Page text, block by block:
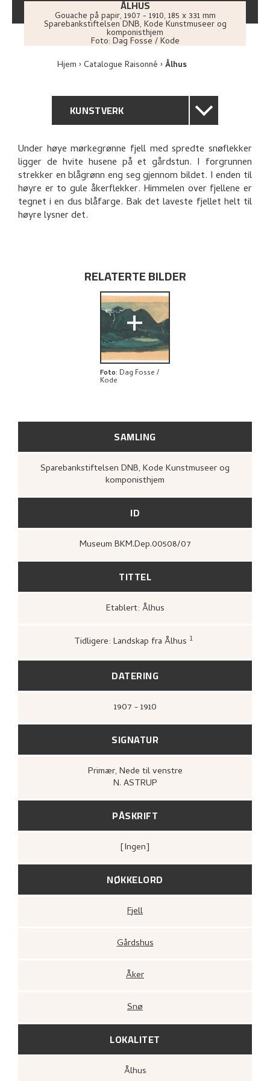
ÅLHUS
Gouache på papir, 1907 - 1910, 185 x 331 mm
Sparebankstiftelsen DNB, Kode Kunstmuseer og
komponisthjem
Foto: Dag Fosse / Kode
Hjem Catalogue Raisonné Ålhus
KUNSTVERK
GENERELL BESKRIVELSE
TEKNISK INFORMASJON
PROVENIENS
UTFORSK
SAMLING
Sparebankstiftelsen DNB, Kode Kunstmuseer og
komponisthjem
ID
Museum BKM.Dep.00508/07
TITTEL
Etablert: Ålhus
Tidligere: Landskap fra Ålhus 1
overskridelse([Høvikodden]: Quorum &
Artes, Henie-Onstad kunstsenter, 1994),
DATERING
1907 - 1910
SIGNATUR
Primær, Nede til venstre
N. ASTRUP
PÅSKRIFT
[ingen]
Under høye mørkegrønne fjell med spredte snøflekker
ligger de hvite husene på et gårdstun. I forgrunnen
strekker en blågrønn eng seg gjennom bildet. I enden til
høyre er to gule åkerflekker. Himmelen over fjellene er
tegnet i en dus blåfarge. Bak det laveste fjellet helt til
høyre lysner det.
RELATERTE BILDER
+
Foto: Dag Fosse /
Kode
NØKKELORD
Fjell
Gårdshus
Åker
Snø
LOKALITET
Ålhus